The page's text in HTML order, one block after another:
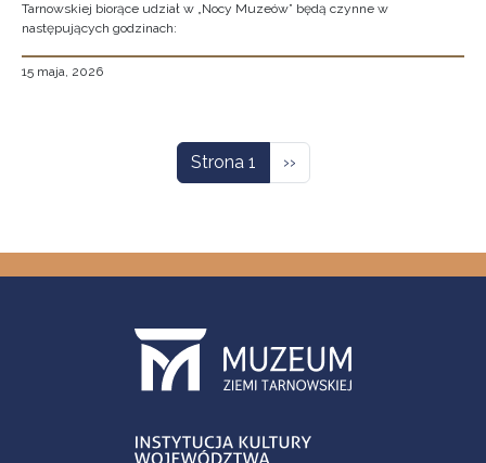
Tarnowskiej biorące udział w „Nocy Muzeów” będą czynne w
następujących godzinach:
15 maja, 2026
Strona 1 Następna strona
››